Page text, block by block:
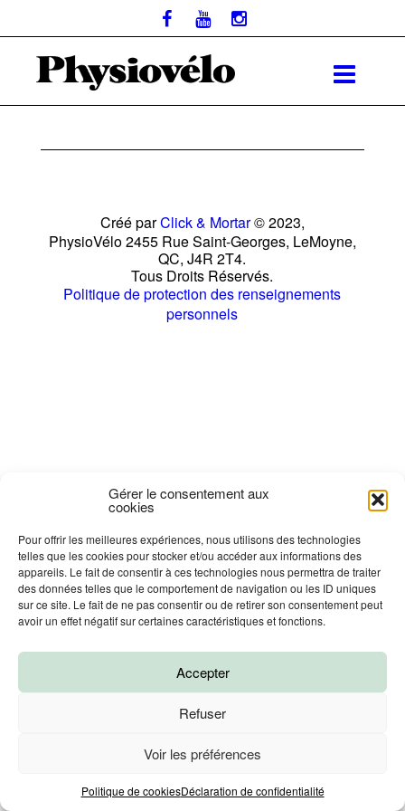
Gérer le consentement aux
cookies
Pour offrir les meilleures expériences, nous utilisons des technologies
telles que les cookies pour stocker et/ou accéder aux informations des
appareils. Le fait de consentir à ces technologies nous permettra de traiter
des données telles que le comportement de navigation ou les ID uniques
sur ce site. Le fait de ne pas consentir ou de retirer son consentement peut
avoir un effet négatif sur certaines caractéristiques et fonctions.
Accepter
Refuser
Voir les préférences
Politique de cookiesDéclaration de confidentialité
Prendre un RDV
Créé parClick & Mortar© 2023,
PhysioVélo 2455 Rue Saint-Georges, LeMoyne,
QC, J4R 2T4.
Tous Droits Réservés.
Politique de protection des renseignements
personnels